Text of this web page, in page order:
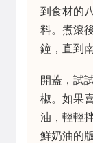
到食材的
料。煮滾
鐘，直到
開蓋，試
椒。如果
油，輕輕
鮮奶油的